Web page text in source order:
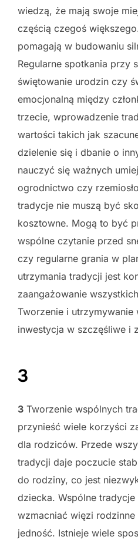
wiedzą, że mają swoje
częścią czegoś
pomagają w budowaniu
Regularne spotkania przy
świętowanie urodzin czy
emocjonalną między
trzecie, wprowadzenie
wartości takich jak
dzielenie się i dbanie o
nauczyć się ważnych
ogrodnictwo czy
tradycje nie muszą być
kosztowne. Mogą to być
wspólne czytanie przed
czy regularne grania w
utrzymania tradycji jest
zaangażowanie
Tworzenie i
inwestycja w szczęśliwe i
3
3 Tworzenie wspólnych
przynieść wiele korzyści
dla rodziców. Przede
tradycji daje poczucie
do rodziny, co jest
dziecka. Wspólne
wzmacniać więzi
jedność. Istnieje wiele